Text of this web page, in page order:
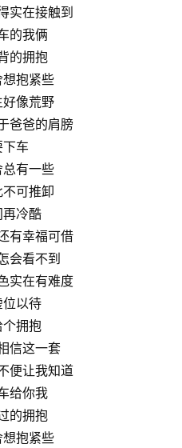
实在接触到
的我俩
的拥抱
抱紧些
像荒野
爸爸的肩膀
车
有一些
可推卸
冷酷
有幸福可借
会看不到
实在有难度
位以待
拥抱
信这一套
便让我知道
给你我
的拥抱
抱紧些